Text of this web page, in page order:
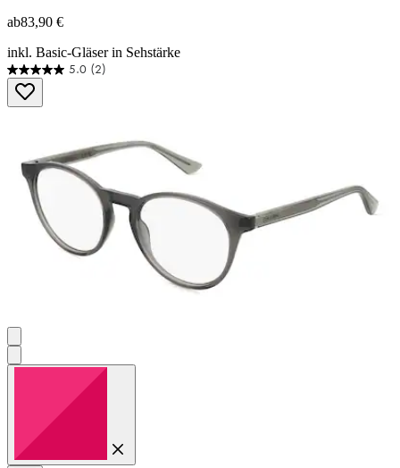
ab83,90 €
inkl. Basic-Gläser in Sehstärke
5.0 (2)
5.0
von
5
Bewertungen